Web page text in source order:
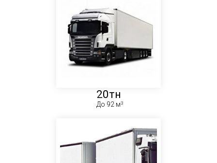
20тн
До 92 м